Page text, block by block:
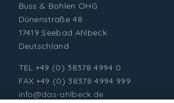
Buss & Bohlen OHG
Dünenstraße 48
17419 Seebad Ahlbeck
Deutschland
TEL +49 (0) 38378 4994 0
FAX +49 (0) 38378 4994 999
info@das-ahlbeck.de